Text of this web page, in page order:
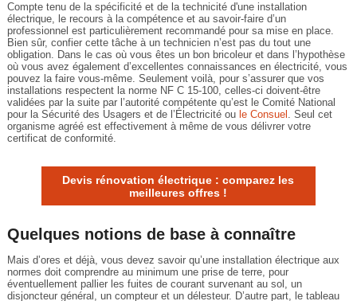
Compte tenu de la spécificité et de la technicité d'une installation
électrique, le recours à la compétence et au savoir-faire d’un
professionnel est particulièrement recommandé pour sa mise en place.
Bien sûr, confier cette tâche à un technicien n’est pas du tout une
obligation. Dans le cas où vous êtes un bon bricoleur et dans l’hypothèse
où vous avez également d’excellentes connaissances en électricité, vous
pouvez la faire vous-même. Seulement voilà, pour s’assurer que vos
installations respectent la norme NF C 15-100, celles-ci doivent-être
validées par la suite par l’autorité compétente qu’est le Comité National
pour la Sécurité des Usagers et de l’Électricité ou le Consuel . Seul cet
organisme agréé est effectivement à même de vous délivrer votre
certificat de conformité.
Devis rénovation électrique : comparez les
meilleures offres !
Quelques notions de base à connaître
Mais d’ores et déjà, vous devez savoir qu’une installation électrique aux
normes doit comprendre au minimum une prise de terre, pour
éventuellement pallier les fuites de courant survenant au sol, un
disjoncteur général, un compteur et un délesteur. D’autre part, le tableau